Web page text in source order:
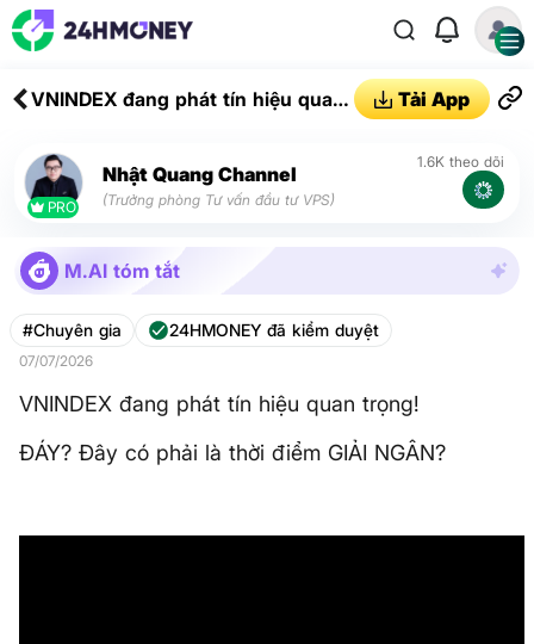
VNINDEX đang phát tín hiệu quan
Tải App
PRO
Nhật Quang Channel
(Trưởng phòng Tư vấn đầu tư VPS)
1.6K theo dõi
M.AI tóm tắt
#Chuyên gia 24HMONEY đã kiểm duyệt
07/07/2026
VNINDEX đang phát tín hiệu quan trọng!
ĐÁY? Đây có phải là thời điểm GIẢI NGÂN?